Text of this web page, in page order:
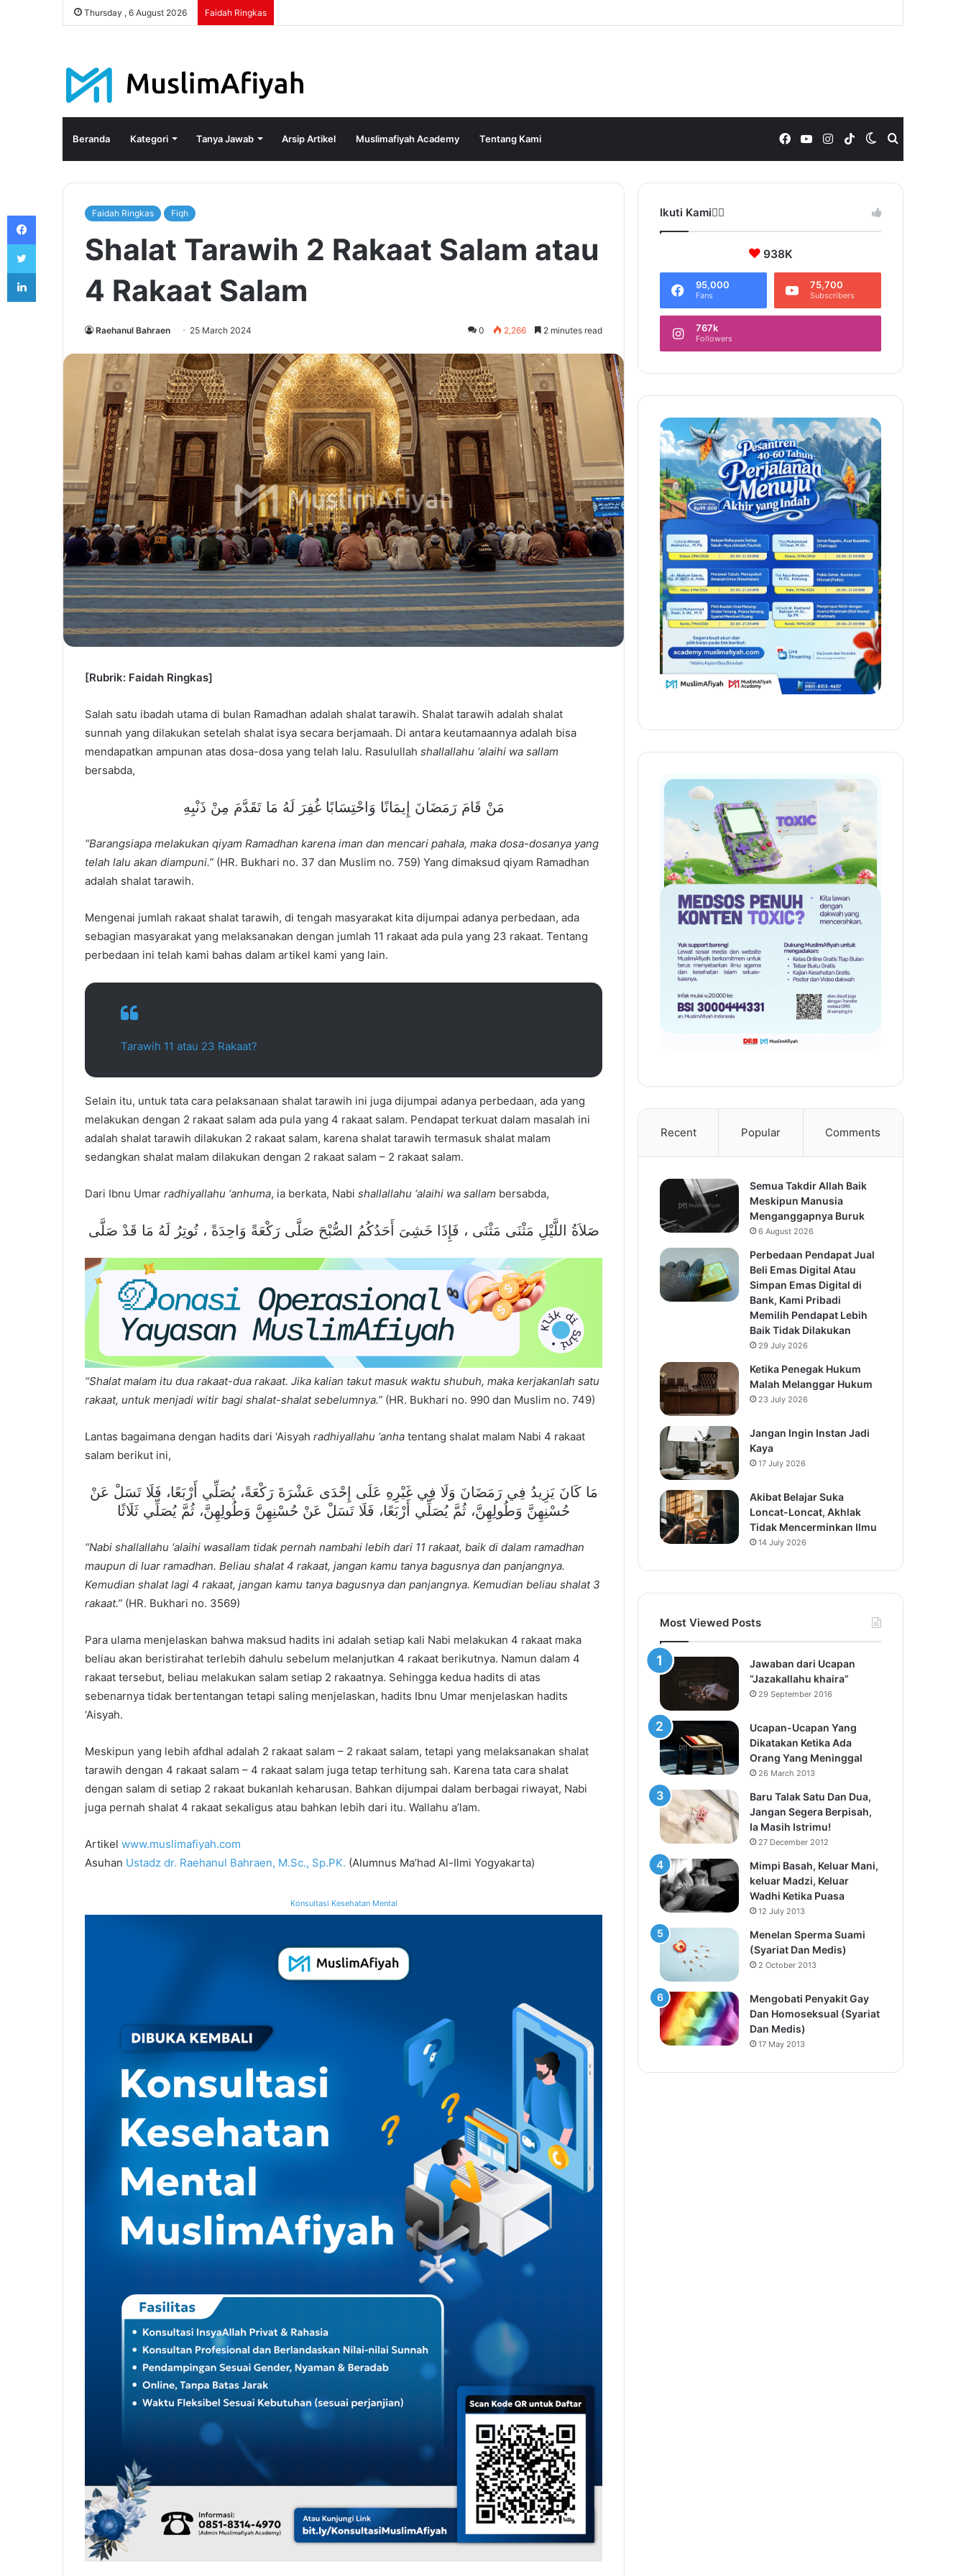
Thursday , 6 August 2026 Faidah Ringkas
Beranda Kategori Tanya Jawab Arsip Artikel Muslimafiyah Academy Tentang Kami Switch
skin
TikTok
Instagram
YouTube
Facebook
Faidah Ringkas Fiqh
Shalat Tarawih 2 Rakaat Salam atau
4 Rakaat Salam
Raehanul Bahraen 25 March 2024 0 2,266 2 minutes read
[Rubrik: Faidah Ringkas]
Salah satu ibadah utama di bulan Ramadhan adalah shalat tarawih. Shalat tarawih adalah shalat
sunnah yang dilakukan setelah shalat isya secara berjamaah. Di antara keutamaannya adalah bisa
mendapatkan ampunan atas dosa-dosa yang telah lalu. Rasulullah shallallahu ‘alaihi wa sallam
bersabda,
مَنْ قَامَ رَمَضَانَ إِيمَانًا وَاحْتِسَابًا غُفِرَ لَهُ مَا تَقَدَّمَ مِنْ ذَنْبِهِ
“Barangsiapa melakukan qiyam Ramadhan karena iman dan mencari pahala, maka dosa-dosanya yang
telah lalu akan diampuni.” (HR. Bukhari no. 37 dan Muslim no. 759) Yang dimaksud qiyam Ramadhan
adalah shalat tarawih.
Mengenai jumlah rakaat shalat tarawih, di tengah masyarakat kita dijumpai adanya perbedaan, ada
sebagian masyarakat yang melaksanakan dengan jumlah 11 rakaat ada pula yang 23 rakaat. Tentang
perbedaan ini telah kami bahas dalam artikel kami yang lain.
Tarawih 11 atau 23 Rakaat?
Selain itu, untuk tata cara pelaksanaan shalat tarawih ini juga dijumpai adanya perbedaan, ada yang
melakukan dengan 2 rakaat salam ada pula yang 4 rakaat salam. Pendapat terkuat dalam masalah ini
adalah shalat tarawih dilakukan 2 rakaat salam, karena shalat tarawih termasuk shalat malam
sedangkan shalat malam dilakukan dengan 2 rakaat salam – 2 rakaat salam.
Dari Ibnu Umar radhiyallahu ‘anhuma, ia berkata, Nabi shallallahu ‘alaihi wa sallam bersabda,
صَلاَةُ اللَّيْلِ مَثْنَى مَثْنَى ، فَإِذَا خَشِىَ أَحَدُكُمُ الصُّبْحَ صَلَّى رَكْعَةً وَاحِدَةً ، تُوتِرُ لَهُ مَا قَدْ صَلَّى
“Shalat malam itu dua rakaat-dua rakaat. Jika kalian takut masuk waktu shubuh, maka kerjakanlah satu
rakaat, untuk menjadi witir bagi shalat-shalat sebelumnya.” (HR. Bukhari no. 990 dan Muslim no. 749)
Lantas bagaimana dengan hadits dari ‘Aisyah radhiyallahu ‘anha tentang shalat malam Nabi 4 rakaat
salam berikut ini,
مَا كَانَ يَزِيدُ فِي رَمَضَانَ وَلَا فِي غَيْرِهِ عَلَى إِحْدَى عَشْرَةَ رَكْعَةً، يُصَلِّي أَرْبَعًا، فَلَا تَسَلْ عَنْ
حُسْنِهِنَّ وَطُولِهِنَّ، ثُمَّ يُصَلِّي أَرْبَعًا، فَلَا تَسَلْ عَنْ حُسْنِهِنَّ وَطُولِهِنَّ، ثُمَّ يُصَلِّي ثَلَاثًا
“Nabi shallallahu ‘alaihi wasallam tidak pernah nambahi lebih dari 11 rakaat, baik di dalam ramadhan
maupun di luar ramadhan. Beliau shalat 4 rakaat, jangan kamu tanya bagusnya dan panjangnya.
Kemudian shalat lagi 4 rakaat, jangan kamu tanya bagusnya dan panjangnya. Kemudian beliau shalat 3
rakaat.” (HR. Bukhari no. 3569)
Para ulama menjelaskan bahwa maksud hadits ini adalah setiap kali Nabi melakukan 4 rakaat maka
beliau akan beristirahat terlebih dahulu sebelum melanjutkan 4 rakaat berikutnya. Namun dalam 4
rakaat tersebut, beliau melakukan salam setiap 2 rakaatnya. Sehingga kedua hadits di atas
sebenarnya tidak bertentangan tetapi saling menjelaskan, hadits Ibnu Umar menjelaskan hadits
‘Aisyah.
Meskipun yang lebih afdhal adalah 2 rakaat salam – 2 rakaat salam, tetapi yang melaksanakan shalat
tarawih dengan 4 rakaat salam – 4 rakaat salam juga tetap terhitung sah. Karena tata cara shalat
dengan salam di setiap 2 rakaat bukanlah keharusan. Bahkan dijumpai dalam berbagai riwayat, Nabi
juga pernah shalat 4 rakaat sekaligus atau bahkan lebih dari itu. Wallahu a’lam.
Artikel www.muslimafiyah.com
Asuhan Ustadz dr. Raehanul Bahraen, M.Sc., Sp.PK. (Alumnus Ma’had Al-Ilmi Yogyakarta)
Konsultasi Kesehatan Mental
Ikuti Kami❤️‍🔥
938K
95,000
Fans
75,700
Subscribers
767k
Followers
Recent Popular Comments
Semua Takdir Allah Baik
Meskipun Manusia
Menganggapnya Buruk
6 August 2026
Perbedaan Pendapat Jual
Beli Emas Digital Atau
Simpan Emas Digital di
Bank, Kami Pribadi
Memilih Pendapat Lebih
Baik Tidak Dilakukan
29 July 2026
Ketika Penegak Hukum
Malah Melanggar Hukum
23 July 2026
Jangan Ingin Instan Jadi
Kaya
17 July 2026
Akibat Belajar Suka
Loncat-Loncat, Akhlak
Tidak Mencerminkan Ilmu
14 July 2026
Most Viewed Posts
Jawaban dari Ucapan
“Jazakallahu khaira”
29 September 2016
Ucapan-Ucapan Yang
Dikatakan Ketika Ada
Orang Yang Meninggal
26 March 2013
Baru Talak Satu Dan Dua,
Jangan Segera Berpisah,
Ia Masih Istrimu!
27 December 2012
Mimpi Basah, Keluar Mani,
keluar Madzi, Keluar
Wadhi Ketika Puasa
12 July 2013
Menelan Sperma Suami
(Syariat Dan Medis)
2 October 2013
Mengobati Penyakit Gay
Dan Homoseksual (Syariat
Dan Medis)
17 May 2013
Facebook
Twitter
LinkedIn